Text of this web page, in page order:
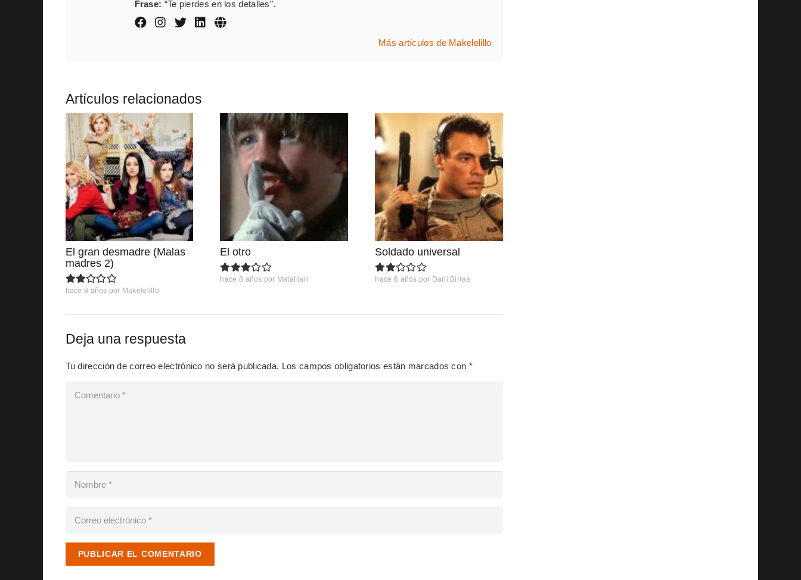
Frase: “Te pierdes en los detalles”.
Más artículos de Makelelillo
Artículos relacionados
El gran desmadre (Malas
madres 2)
hace 8 años por Makelelillo
El otro
hace 8 años por MataHari
Soldado universal
hace 6 años por Dani Birras
Deja una respuesta
Tu dirección de correo electrónico no será publicada. Los campos obligatorios están marcados con *
PUBLICAR EL COMENTARIO